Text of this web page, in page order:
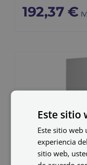
192,37 €
Este sitio
Este sitio web
experiencia
sitio web,